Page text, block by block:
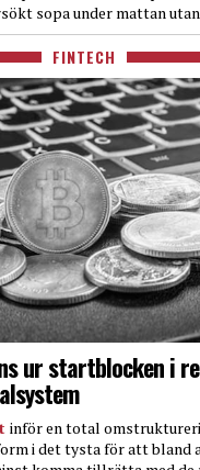
sopa under mattan
FINTECH
ur startblocken i
inför en total
i det tysta för att bland